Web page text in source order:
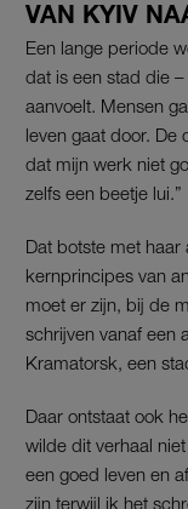
VAN KYIV
Een lange periode
dat is een stad die
aanvoelt. Mensen
leven gaat door. De
dat mijn werk niet
zelfs een beetje lui.”
Dat botste met haar
kernprincipes van
moet er zijn, bij de
schrijven vanaf een
Kramatorsk, een
Daar ontstaat ook
wilde dit verhaal
een goed leven en
zijn terwijl ik het